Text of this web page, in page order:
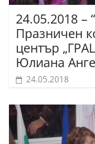
24.05.2018
Празничен
център
Юлиана
24.05.2018